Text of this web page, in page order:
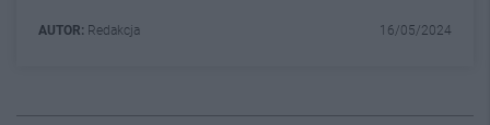
AUTOR: Redakcja 16/05/2024